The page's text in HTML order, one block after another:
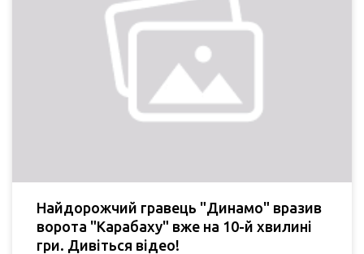
Найдорожчий гравець "Динамо" вразив
ворота "Карабаху" вже на 10-й хвилині
гри. Дивіться відео!